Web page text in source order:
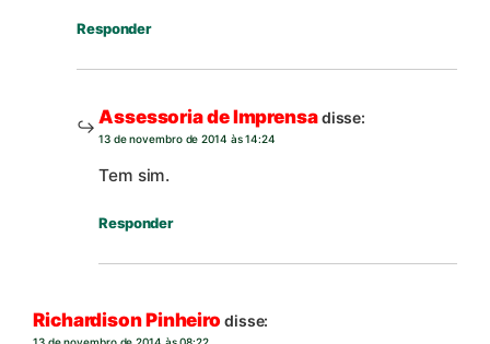
Responder
Assessoria de Imprensadisse:
13 de novembro de 2014 às 14:24
Tem sim.
Responder
Richardison Pinheiro disse: